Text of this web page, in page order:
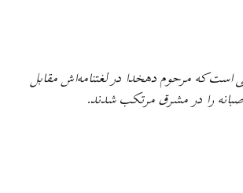
که مرحوم دهخدا در لغتنامه‌اش مقابل
را در مشرق مرتکب شدند.